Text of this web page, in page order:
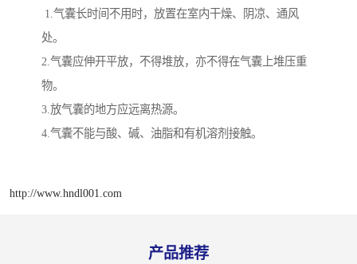
1.气囊长时间不用时，放置在室内干燥、阴凉、通风
处。
2.气囊应伸开平放，不得堆放，亦不得在气囊上堆压重
物。
3.放气囊的地方应远离热源。
4.气囊不能与酸、碱、油脂和有机溶剂接触。
http://www.hndl001.com
产品推荐